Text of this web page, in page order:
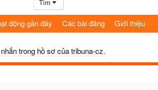
Tìm
động gần đây Các bài đăng Giới thiệu
trong hồ sơ của tribuna-cz.